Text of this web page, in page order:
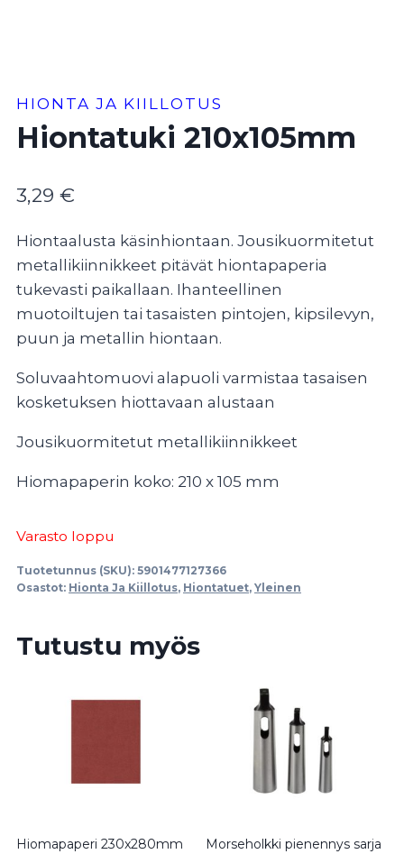
HIONTA JA KIILLOTUS
Hiontatuki 210x105mm
3,29 €
Hiontaalusta käsinhiontaan. Jousikuormitetut
metallikiinnikkeet pitävät hiontapaperia
tukevasti paikallaan. Ihanteellinen
muotoiltujen tai tasaisten pintojen, kipsilevyn,
puun ja metallin hiontaan.
Soluvaahtomuovi alapuoli varmistaa tasaisen
kosketuksen hiottavaan alustaan
Jousikuormitetut metallikiinnikkeet
Hiomapaperin koko: 210 x 105 mm
Varasto loppu
Tuotetunnus (SKU): 5901477127366
Osastot: Hionta Ja Kiillotus, Hiontatuet, Yleinen
Tutustu myös
Hiomapaperi 230x280mm
Morseholkki pienennys sarja